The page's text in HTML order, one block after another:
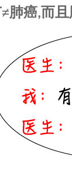
≠肺癌,而